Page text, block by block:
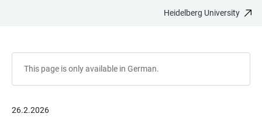
Heidelberg University
This page is only available in German.
26.2.2026